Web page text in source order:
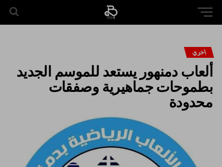
اخري
ألعاب دمنهور يستعد للموسم الجديد
بطموحات جماهيرية وصفقات
محدودة